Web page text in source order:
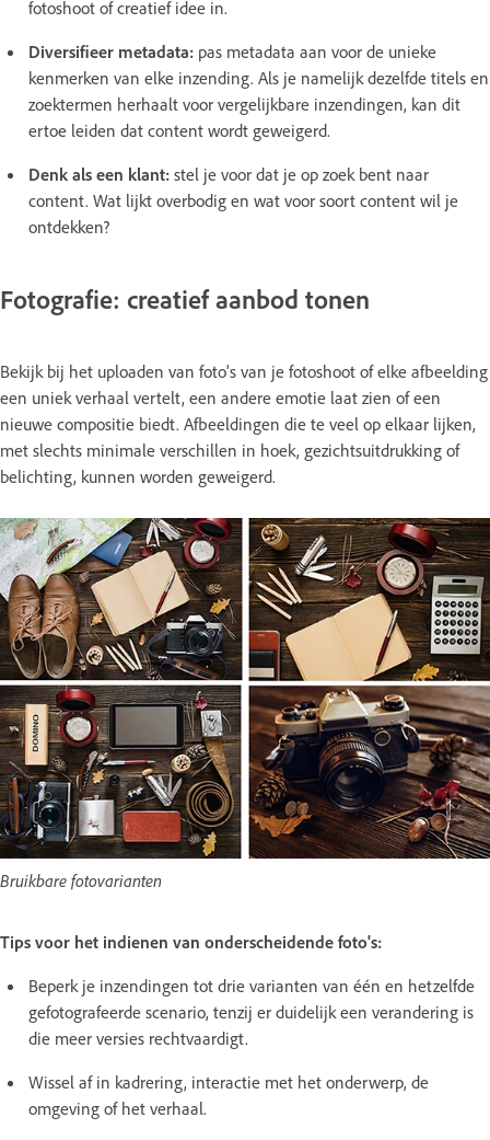
fotoshoot of creatief idee in.
Diversifieer metadata: pas metadata aan voor de unieke
kenmerken van elke inzending. Als je namelijk dezelfde titels en
zoektermen herhaalt voor vergelijkbare inzendingen, kan dit
ertoe leiden dat content wordt geweigerd.
Denk als een klant: stel je voor dat je op zoek bent naar
content. Wat lijkt overbodig en wat voor soort content wil je
ontdekken?
Fotografie: creatief aanbod tonen
Bekijk bij het uploaden van foto's van je fotoshoot of elke afbeelding
een uniek verhaal vertelt, een andere emotie laat zien of een
nieuwe compositie biedt. Afbeeldingen die te veel op elkaar lijken,
met slechts minimale verschillen in hoek, gezichtsuitdrukking of
belichting, kunnen worden geweigerd.
Bruikbare fotovarianten
Tips voor het indienen van onderscheidende foto's:
Beperk je inzendingen tot drie varianten van één en hetzelfde
gefotografeerde scenario, tenzij er duidelijk een verandering is
die meer versies rechtvaardigt.
Wissel af in kadrering, interactie met het onderwerp, de
omgeving of het verhaal.